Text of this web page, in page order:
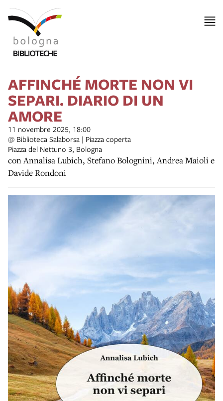
AFFINCHÉ MORTE NON VI
SEPARI. DIARIO DI UN
AMORE
11 novembre 2025, 18:00
@ Biblioteca Salaborsa | Piazza coperta
Piazza del Nettuno 3, Bologna
con Annalisa Lubich, Stefano Bolognini, Andrea Maioli e
Davide Rondoni